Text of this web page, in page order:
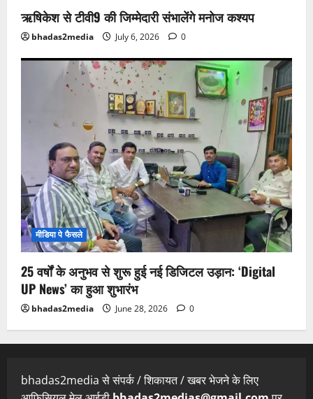
ऋषिकेश से टीवी9 की जिम्मेदारी संभालेंगे मनोज कश्यप
bhadas2media July 6, 2026 0
मीडिया पे फैसले
25 वर्षों के अनुभव से शुरू हुई नई डिजिटल उड़ान: ‘Digital
UP News’ का हुआ शुभारंभ
bhadas2media June 28, 2026 0
bhadas2media से संपर्क / शिकायत / खबर भेजने के लिए